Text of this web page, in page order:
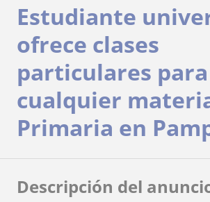
Estudiante
ofrece clases
particulares para
cualquier
Primaria en
Descripción del